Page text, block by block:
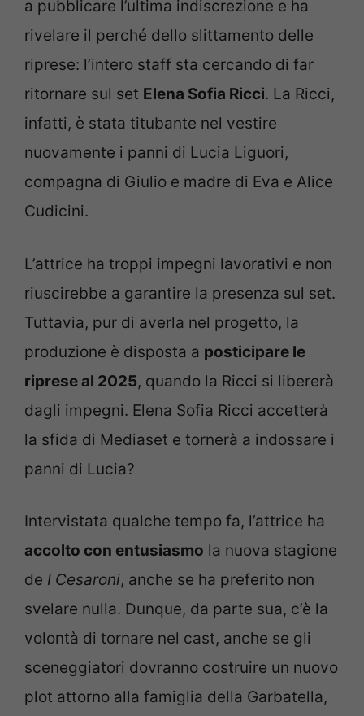
a pubblicare l’ultima indiscrezione e ha
rivelare il perché dello slittamento delle
riprese: l’intero staff sta cercando di far
ritornare sul set Elena Sofia Ricci. La Ricci,
infatti, è stata titubante nel vestire
nuovamente i panni di Lucia Liguori,
compagna di Giulio e madre di Eva e Alice
Cudicini.
L’attrice ha troppi impegni lavorativi e non
riuscirebbe a garantire la presenza sul set.
Tuttavia, pur di averla nel progetto, la
produzione è disposta a posticipare le
riprese al 2025, quando la Ricci si libererà
dagli impegni. Elena Sofia Ricci accetterà
la sfida di Mediaset e tornerà a indossare i
panni di Lucia?
Intervistata qualche tempo fa, l’attrice ha
accolto con entusiasmo la nuova stagione
de I Cesaroni, anche se ha preferito non
svelare nulla. Dunque, da parte sua, c’è la
volontà di tornare nel cast, anche se gli
sceneggiatori dovranno costruire un nuovo
plot attorno alla famiglia della Garbatella,